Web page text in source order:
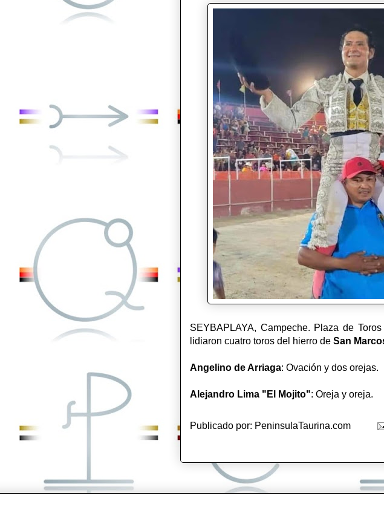
SEYBAPLAYA, Campeche. Plaza de
lidiaron cuatro toros del hierro de San
Angelino de Arriaga: Ovación y dos orejas.
Alejandro Lima "El Mojito": Oreja y oreja.
Publicado por: PeninsulaTaurina.com